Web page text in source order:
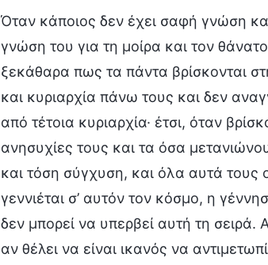
Όταν κάποιος δεν έχει σαφή γνώση
γνώση του για τη μοίρα και τον
ξεκάθαρα πως τα πάντα βρίσκονται
και κυριαρχία πάνω τους και δεν
από τέτοια κυριαρχία· έτσι, όταν
ανησυχίες τους και τα όσα
και τόση σύγχυση, και όλα αυτά
γεννιέται σ’ αυτόν τον κόσμο, η
δεν μπορεί να υπερβεί αυτή τη
αν θέλει να είναι ικανός να